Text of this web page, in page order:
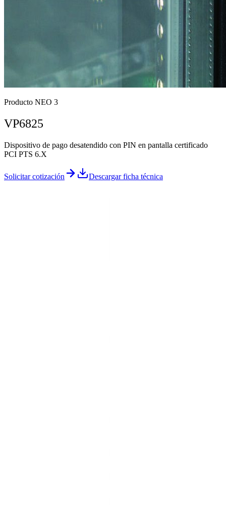
Producto NEO 3
VP6825
Dispositivo de pago desatendido con PIN en pantalla certificado
PCI PTS 6.X
Solicitar cotización Descargar ficha técnica